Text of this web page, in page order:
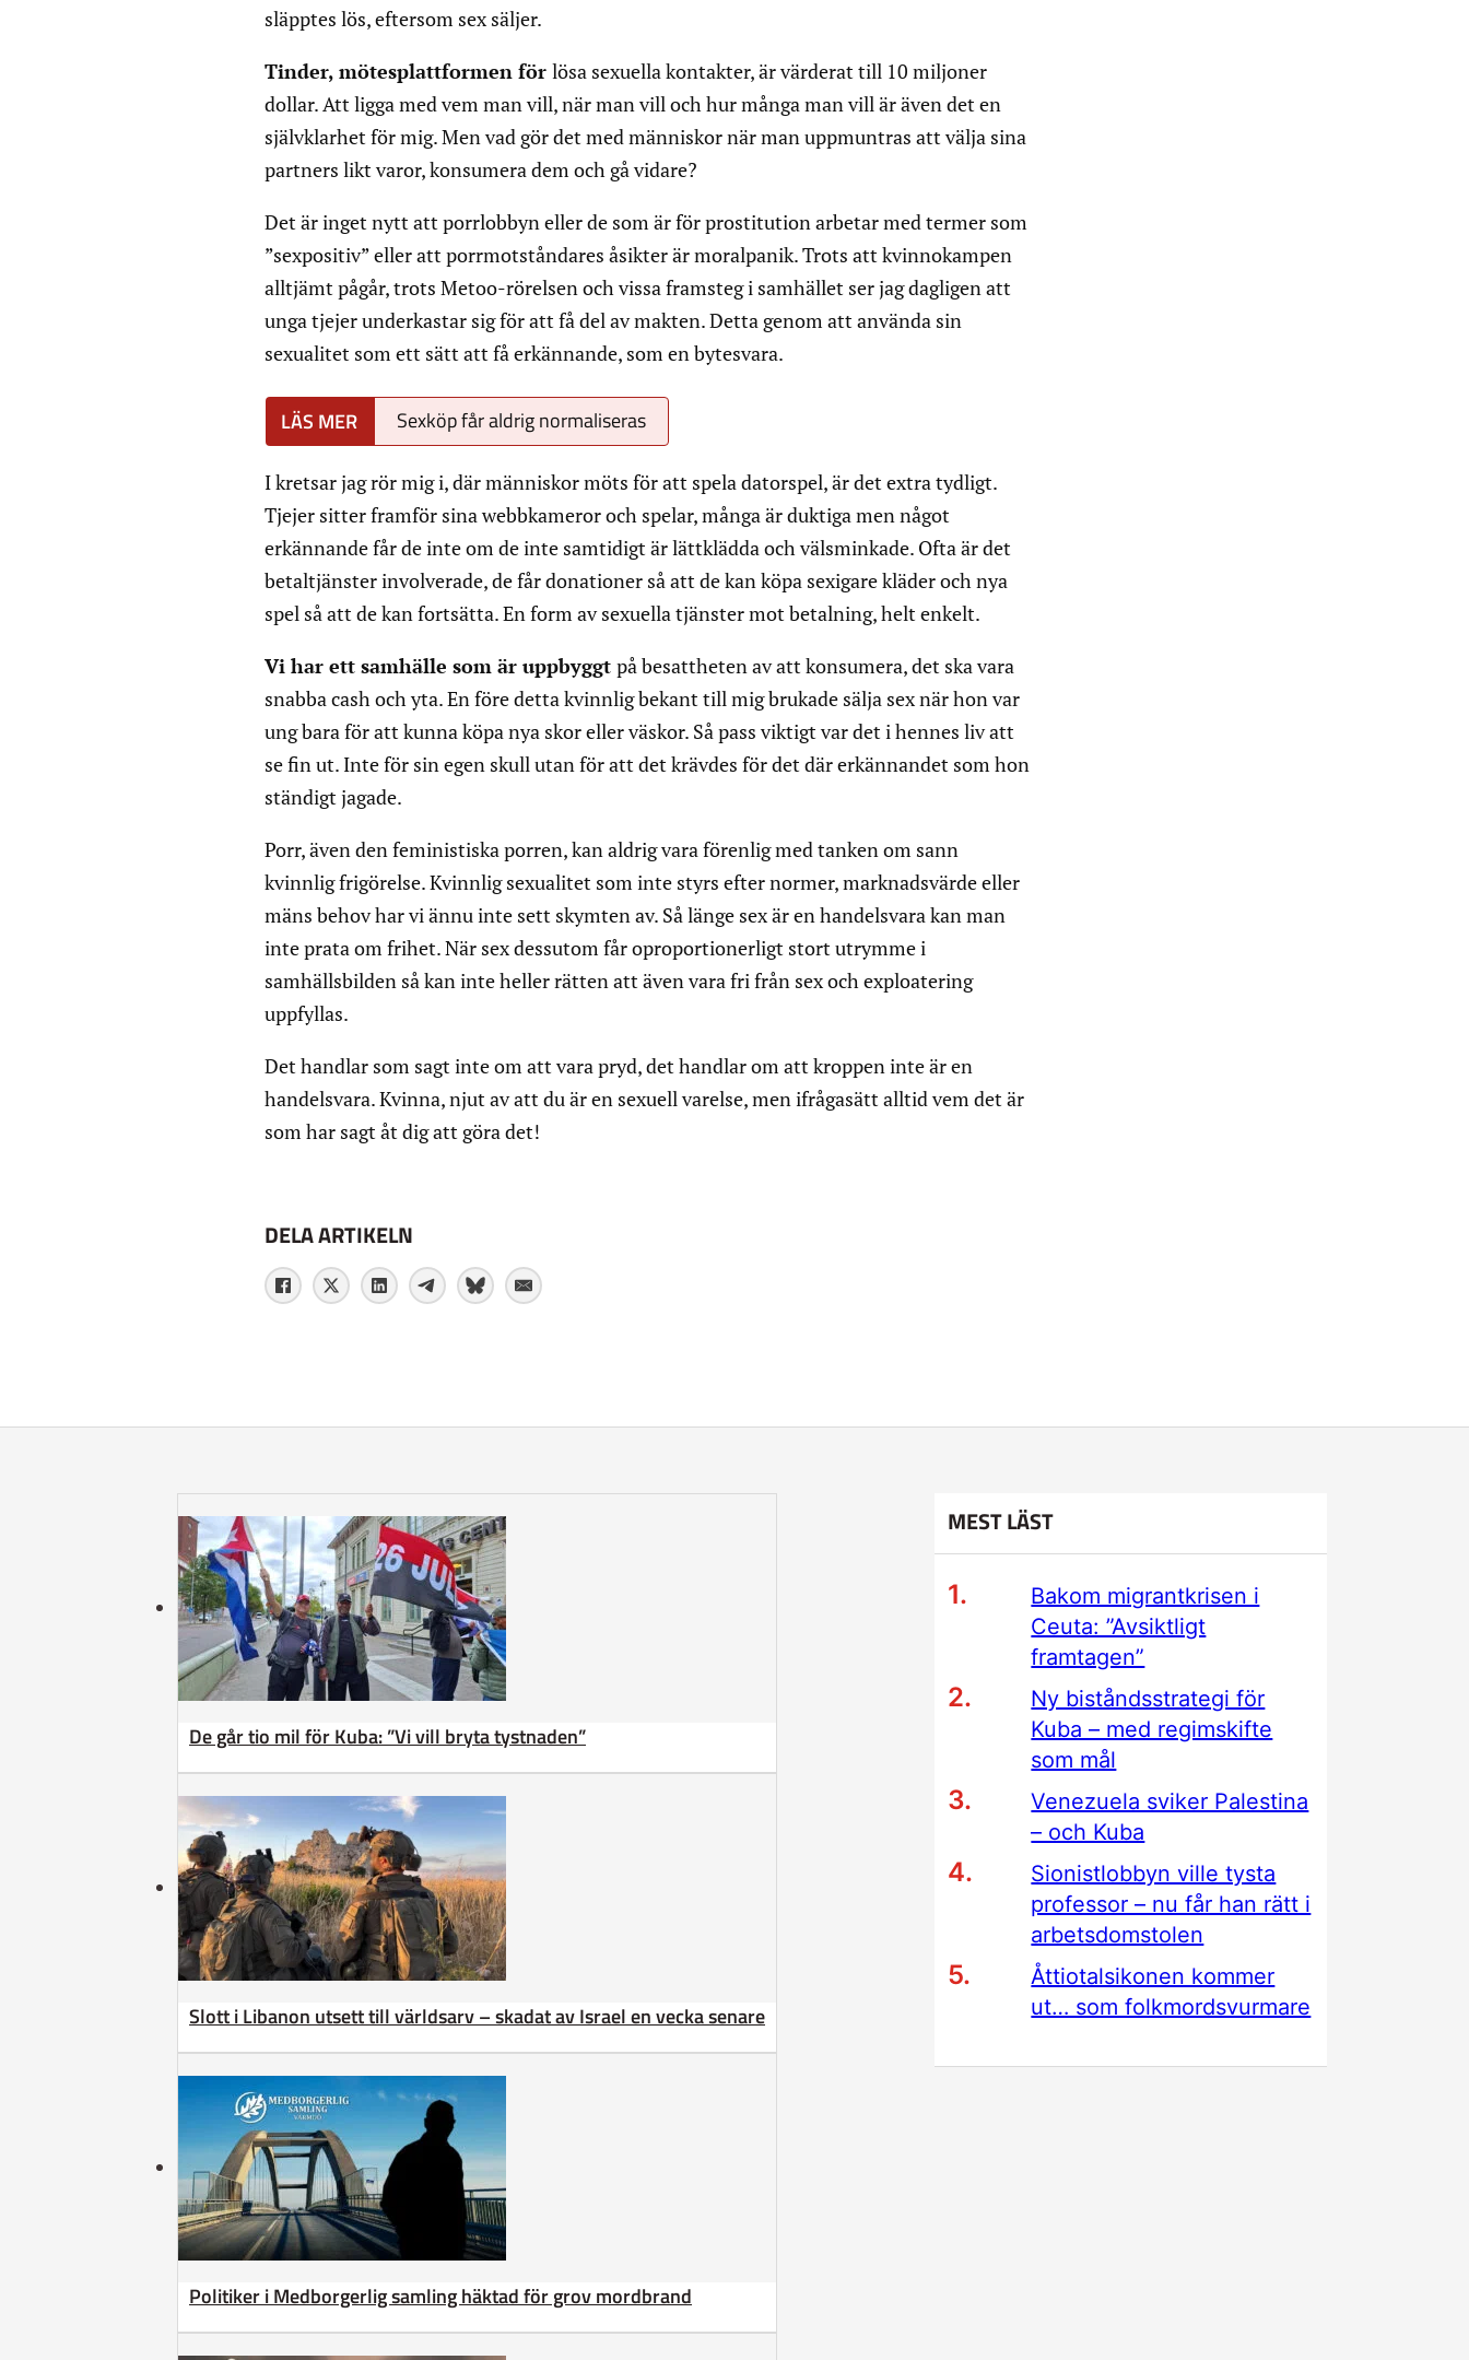
släpptes lös, eftersom sex säljer.
Tinder, mötesplattformen för lösa sexuella kontakter, är värderat till 10 miljoner
dollar. Att ligga med vem man vill, när man vill och hur många man vill är även det en
självklarhet för mig. Men vad gör det med människor när man uppmuntras att välja sina
partners likt varor, konsumera dem och gå vidare?
Det är inget nytt att porrlobbyn eller de som är för prostitution arbetar med termer som
”sexpositiv” eller att porrmotståndares åsikter är moralpanik. Trots att kvinnokampen
alltjämt pågår, trots Metoo-rörelsen och vissa framsteg i samhället ser jag dagligen att
unga tjejer underkastar sig för att få del av makten. Detta genom att använda sin
sexualitet som ett sätt att få erkännande, som en bytesvara.
Sexköp får aldrig normaliseras
I kretsar jag rör mig i, där människor möts för att spela datorspel, är det extra tydligt.
Tjejer sitter framför sina webbkameror och spelar, många är duktiga men något
erkännande får de inte om de inte samtidigt är lättklädda och välsminkade. Ofta är det
betaltjänster involverade, de får donationer så att de kan köpa sexigare kläder och nya
spel så att de kan fortsätta. En form av sexuella tjänster mot betalning, helt enkelt.
Vi har ett samhälle som är uppbyggt på besattheten av att konsumera, det ska vara
snabba cash och yta. En före detta kvinnlig bekant till mig brukade sälja sex när hon var
ung bara för att kunna köpa nya skor eller väskor. Så pass viktigt var det i hennes liv att
se fin ut. Inte för sin egen skull utan för att det krävdes för det där erkännandet som hon
ständigt jagade.
Porr, även den feministiska porren, kan aldrig vara förenlig med tanken om sann
kvinnlig frigörelse. Kvinnlig sexualitet som inte styrs efter normer, marknadsvärde eller
mäns behov har vi ännu inte sett skymten av. Så länge sex är en handelsvara kan man
inte prata om frihet. När sex dessutom får oproportionerligt stort utrymme i
samhällsbilden så kan inte heller rätten att även vara fri från sex och exploatering
uppfyllas.
Det handlar som sagt inte om att vara pryd, det handlar om att kroppen inte är en
handelsvara. Kvinna, njut av att du är en sexuell varelse, men ifrågasätt alltid vem det är
som har sagt åt dig att göra det!
DELA ARTIKELN
De går tio mil för Kuba: ”Vi vill bryta tystnaden”
Slott i Libanon utsett till världsarv – skadat av Israel en vecka senare
Politiker i Medborgerlig samling häktad för grov mordbrand
MEST LÄST
Bakom migrantkrisen i
Ceuta: ”Avsiktligt
framtagen”
Ny biståndsstrategi för
Kuba – med regimskifte
som mål
Venezuela sviker Palestina
– och Kuba
Sionistlobbyn ville tysta
professor – nu får han rätt i
arbetsdomstolen
Åttiotalsikonen kommer
ut… som folkmordsvurmare